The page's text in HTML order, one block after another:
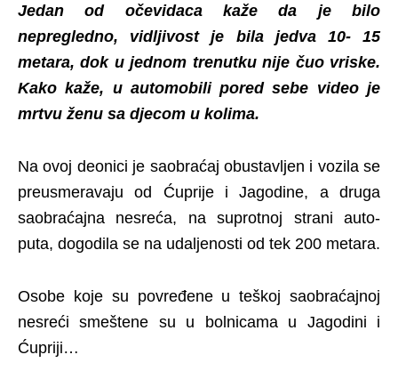
Jedan od očevidaca kaže da je bilo
nepregledno, vidljivost je bila jedva 10- 15
metara, dok u jednom trenutku nije čuo vriske.
Kako kaže, u automobili pored sebe video je
mrtvu ženu sa djecom u kolima.
Na ovoj deonici je saobraćaj obustavljen i vozila se
preusmeravaju od Ćuprije i Jagodine, a druga
saobraćajna nesreća, na suprotnoj strani auto-
puta, dogodila se na udaljenosti od tek 200 metara.
Osobe koje su povređene u teškoj saobraćajnoj
nesreći smeštene su u bolnicama u Jagodini i
Ćupriji…